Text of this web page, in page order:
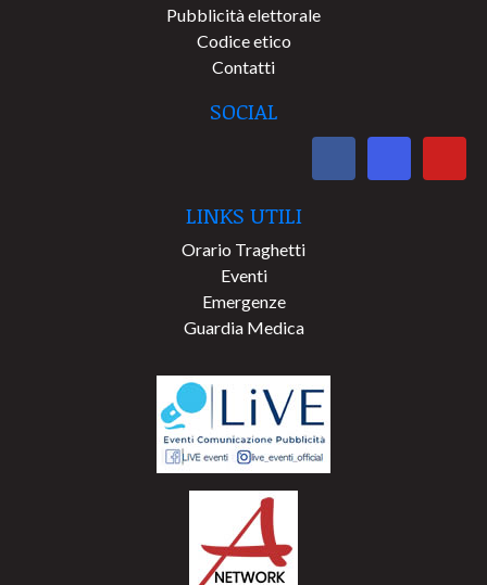
Pubblicità elettorale
Codice etico
Contatti
SOCIAL
LINKS UTILI
Orario Traghetti
Eventi
Emergenze
Guardia Medica